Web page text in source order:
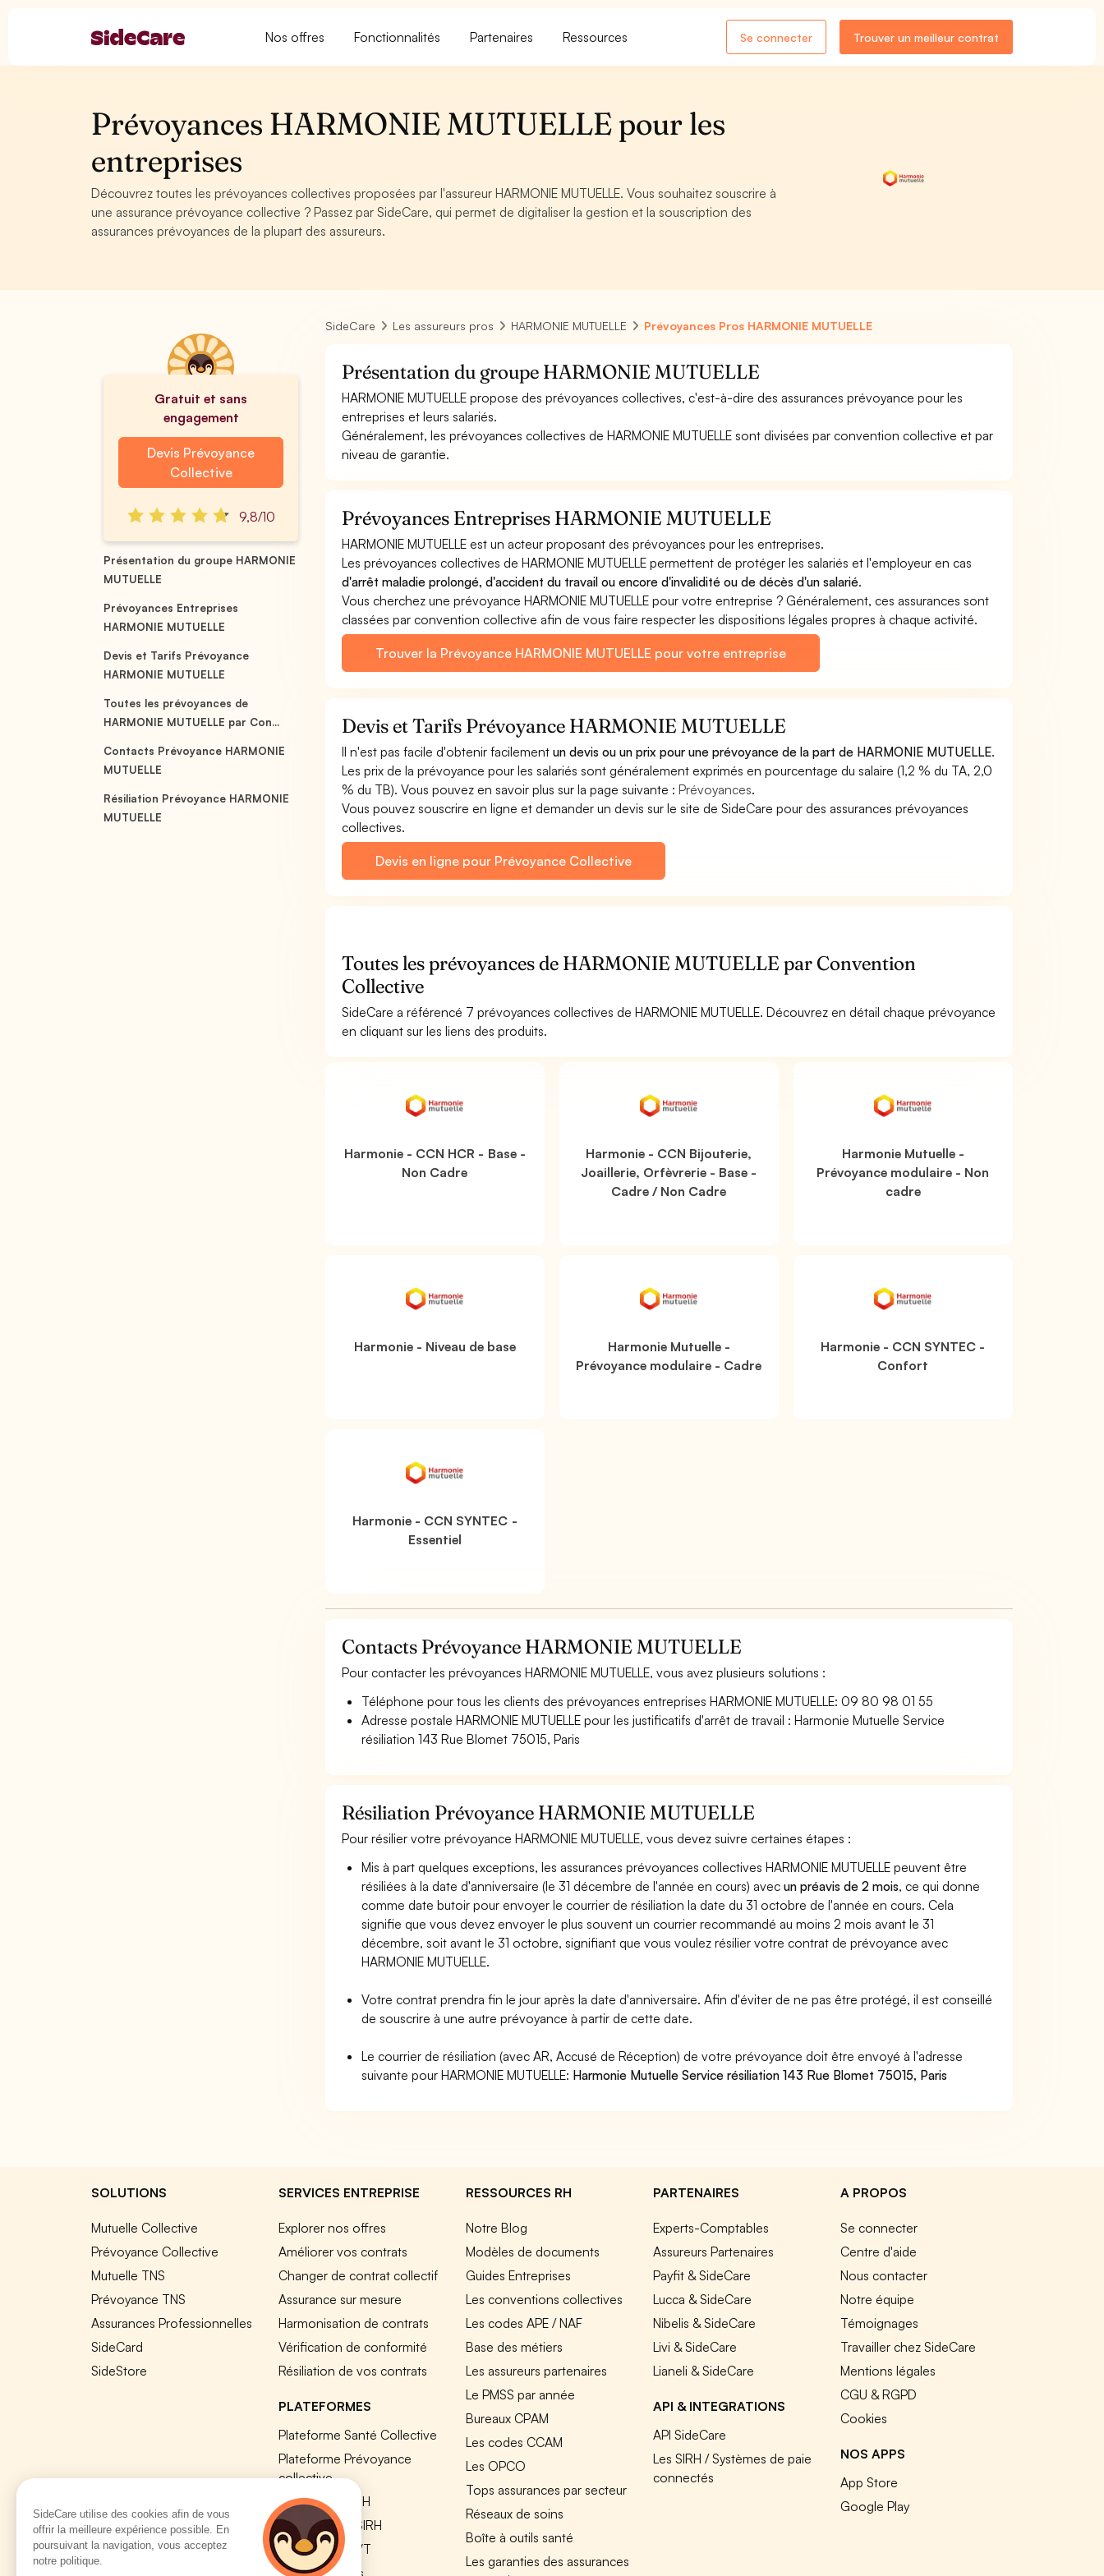
Nos offres Fonctionnalités Partenaires Ressources Se connecter Trouver un meilleur contrat
Prévoyances HARMONIE MUTUELLE pour les
entreprises
Découvrez toutes les prévoyances collectives proposées par l'assureur HARMONIE MUTUELLE. Vous souhaitez souscrire à
une assurance prévoyance collective ? Passez par SideCare, qui permet de digitaliser la gestion et la souscription des
assurances prévoyances de la plupart des assureurs.
Gratuit et sans
engagement
Devis Prévoyance
Collective
9,8/10
Présentation du groupe HARMONIE
MUTUELLE
Prévoyances Entreprises
HARMONIE MUTUELLE
Devis et Tarifs Prévoyance
HARMONIE MUTUELLE
Toutes les prévoyances de
HARMONIE MUTUELLE par Con...
Contacts Prévoyance HARMONIE
MUTUELLE
Résiliation Prévoyance HARMONIE
MUTUELLE
SideCare Les assureurs pros HARMONIE MUTUELLE Prévoyances Pros HARMONIE MUTUELLE
Présentation du groupe HARMONIE MUTUELLE
HARMONIE MUTUELLE propose des prévoyances collectives, c'est-à-dire des assurances prévoyance pour les
entreprises et leurs salariés.
Généralement, les prévoyances collectives de HARMONIE MUTUELLE sont divisées par convention collective et par
niveau de garantie.
Prévoyances Entreprises HARMONIE MUTUELLE
HARMONIE MUTUELLE est un acteur proposant des prévoyances pour les entreprises.
Les prévoyances collectives de HARMONIE MUTUELLE permettent de protéger les salariés et l'employeur en cas
d'arrêt maladie prolongé, d'accident du travail ou encore d'invalidité ou de décès d'un salarié.
Vous cherchez une prévoyance HARMONIE MUTUELLE pour votre entreprise ? Généralement, ces assurances sont
classées par convention collective afin de vous faire respecter les dispositions légales propres à chaque activité.
Trouver la Prévoyance HARMONIE MUTUELLE pour votre entreprise
Devis et Tarifs Prévoyance HARMONIE MUTUELLE
Il n'est pas facile d'obtenir facilementun devis ou un prix pour une prévoyance de la part de HARMONIE MUTUELLE.
Les prix de la prévoyance pour les salariés sont généralement exprimés en pourcentage du salaire (1,2 % du TA, 2,0
% du TB). Vous pouvez en savoir plus sur la page suivante :Prévoyances.
Vous pouvez souscrire en ligne et demander un devis sur le site de SideCare pour des assurances prévoyances
collectives.
Devis en ligne pour Prévoyance Collective
Toutes les prévoyances de HARMONIE MUTUELLE par Convention
Collective
SideCare a référencé 7 prévoyances collectives de HARMONIE MUTUELLE. Découvrez en détail chaque prévoyance
en cliquant sur les liens des produits.
Harmonie - CCN HCR - Base -
Non Cadre
Harmonie - CCN Bijouterie,
Joaillerie, Orfèvrerie - Base -
Cadre / Non Cadre
Harmonie Mutuelle -
Prévoyance modulaire - Non
cadre
Harmonie - Niveau de base
Harmonie Mutuelle -
Prévoyance modulaire - Cadre
Harmonie - CCN SYNTEC -
Confort
Harmonie - CCN SYNTEC -
Essentiel
Contacts Prévoyance HARMONIE MUTUELLE
Pour contacter les prévoyances HARMONIE MUTUELLE, vous avez plusieurs solutions :
Téléphone pour tous les clients des prévoyances entreprises HARMONIE MUTUELLE: 09 80 98 01 55
Adresse postale HARMONIE MUTUELLE pour les justificatifs d'arrêt de travail : Harmonie Mutuelle Service
résiliation 143 Rue Blomet 75015, Paris
Résiliation Prévoyance HARMONIE MUTUELLE
Pour résilier votre prévoyance HARMONIE MUTUELLE, vous devez suivre certaines étapes :
Mis à part quelques exceptions, les assurances prévoyances collectives HARMONIE MUTUELLE peuvent être
résiliées à la date d'anniversaire (le 31 décembre de l'année en cours) avecun préavis de 2 mois, ce qui donne
comme date butoir pour envoyer le courrier de résiliation la date du 31 octobre de l'année en cours. Cela
signifie que vous devez envoyer le plus souvent un courrier recommandé au moins 2 mois avant le 31
décembre, soit avant le 31 octobre, signifiant que vous voulez résilier votre contrat de prévoyance avec
HARMONIE MUTUELLE.
Votre contrat prendra fin le jour après la date d'anniversaire. Afin d'éviter de ne pas être protégé, il est conseillé
de souscrire à une autre prévoyance à partir de cette date.
Le courrier de résiliation (avec AR, Accusé de Réception) de votre prévoyance doit être envoyé à l'adresse
suivante pour HARMONIE MUTUELLE: Harmonie Mutuelle Service résiliation 143 Rue Blomet 75015, Paris
SOLUTIONS
Mutuelle Collective
Prévoyance Collective
Mutuelle TNS
Prévoyance TNS
Assurances Professionnelles
SideCard
SideStore
SERVICES ENTREPRISE
Explorer nos offres
Améliorer vos contrats
Changer de contrat collectif
Assurance sur mesure
Harmonisation de contrats
Vérification de conformité
Résiliation de vos contrats
PLATEFORMES
Plateforme Santé Collective
Plateforme Prévoyance
collective
Plateforme SIRH
Nos modules SIRH
Plateforme QVT
Tous nos outils
RESSOURCES RH
Notre Blog
Modèles de documents
Guides Entreprises
Les conventions collectives
Les codes APE / NAF
Base des métiers
Les assureurs partenaires
Le PMSS par année
Bureaux CPAM
Les codes CCAM
Les OPCO
Tops assurances par secteur
Réseaux de soins
Boîte à outils santé
Les garanties des assurances
PARTENAIRES
Experts-Comptables
Assureurs Partenaires
Payfit & SideCare
Lucca & SideCare
Nibelis & SideCare
Livi & SideCare
Lianeli & SideCare
API & INTEGRATIONS
API SideCare
Les SIRH / Systèmes de paie
connectés
A PROPOS
Se connecter
Centre d'aide
Nous contacter
Notre équipe
Témoignages
Travailler chez SideCare
Mentions légales
CGU & RGPD
Cookies
NOS APPS
App Store
Google Play
SideCare utilise des cookies afin de vous
offrir la meilleure expérience possible. En
poursuivant la navigation, vous acceptez
notre politique.